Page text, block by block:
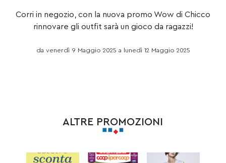
Corri in negozio, con la nuova promo Wow di Chicco
rinnovare gli outfit sarà un gioco da ragazzi!
da venerdì 9 Maggio 2025 a lunedì 12 Maggio 2025
ALTRE PROMOZIONI